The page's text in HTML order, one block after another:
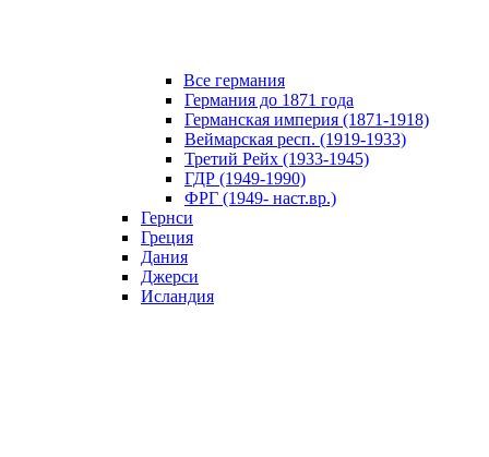
Все германия
Германия до 1871 года
Германская империя (1871-1918)
Веймарская респ. (1919-1933)
Третий Рейх (1933-1945)
ГДР (1949-1990)
ФРГ (1949- наст.вр.)
Гернси
Греция
Дания
Джерси
Исландия